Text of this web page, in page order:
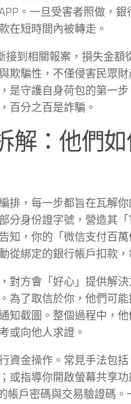
。一旦受害者照做，
在短時間內被轉走。
接到相關報案，損失金額
欺騙性，不僅侵害民眾
是守護自身荷包的第一
百分之百是詐騙。
解：他們
排，每一步都旨在瓦解
分身份證字號，營造其
知，你的「微信支付百
從綁定的銀行帳戶扣款
對方會「好心」提供解
為了取信於你，他們可
知截圖。整個過程中，
或向他人求證。
資金操作。常見手法包
或指導你開啟螢幕共享
帳戶密碼與交易驗證碼